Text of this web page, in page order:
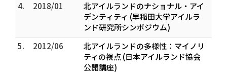
4.
2018/01
北アイルランドのナショナル・アイ
デンティティ (早稲田大学アイルラ
ンド研究所シンポジウム)
5.
2012/06
北アイルランドの多様性：マイノリ
ティの視点 (日本アイルランド協会
公開講座)